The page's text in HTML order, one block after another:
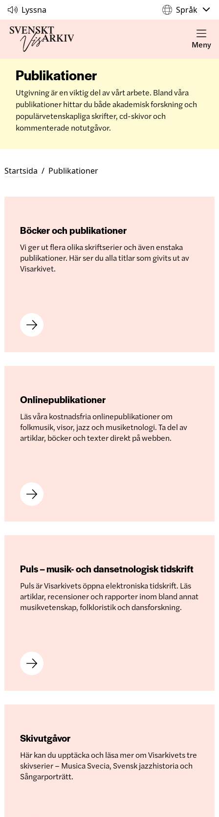
Lyssna Språk
Meny
Publikationer
Utgivning är en viktig del av vårt arbete. Bland våra
publikationer hittar du både akademisk forskning och
populärvetenskapliga skrifter, cd-skivor och
kommenterade notutgåvor.
Startsida / Publikationer
Böcker och publikationer
Vi ger ut flera olika skriftserier och även enstaka
publikationer. Här ser du alla titlar som givits ut av
Visarkivet.
Onlinepublikationer
Läs våra kostnadsfria onlinepublikationer om
folkmusik, visor, jazz och musiketnologi. Ta del av
artiklar, böcker och texter direkt på webben.
Puls – musik- och dansetnologisk tidskrift
Puls är Visarkivets öppna elektroniska tidskrift. Läs
artiklar, recensioner och rapporter inom bland annat
musikvetenskap, folkloristik och dansforskning.
Skivutgåvor
Här kan du upptäcka och läsa mer om Visarkivets tre
skivserier – Musica Svecia, Svensk jazzhistoria och
Sångarporträtt.